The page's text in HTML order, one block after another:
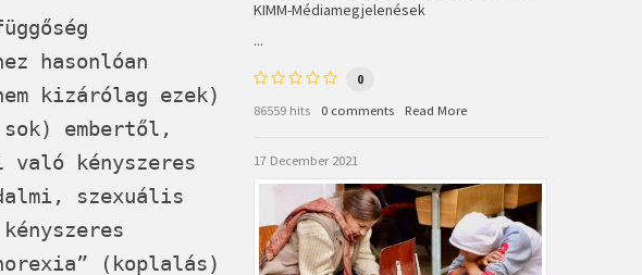
hasonlóan
kizárólag ezek)
embertől,
kényszeres
szexuális
(koplalás)
KIMM-Médiamegjelenések
...
0
86559 hits 0 comments Read More
17 December 2021